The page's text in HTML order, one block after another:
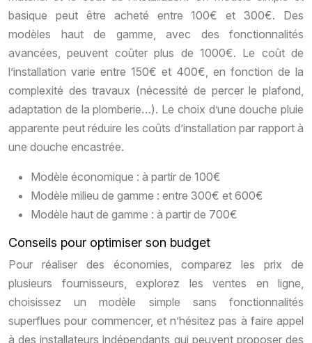
basique peut être acheté entre 100€ et 300€. Des
modèles haut de gamme, avec des fonctionnalités
avancées, peuvent coûter plus de 1000€. Le coût de
l’installation varie entre 150€ et 400€, en fonction de la
complexité des travaux (nécessité de percer le plafond,
adaptation de la plomberie…). Le choix d’une douche pluie
apparente peut réduire les coûts d’installation par rapport à
une douche encastrée.
Modèle économique : à partir de 100€
Modèle milieu de gamme : entre 300€ et 600€
Modèle haut de gamme : à partir de 700€
Conseils pour optimiser son budget
Pour réaliser des économies, comparez les prix de
plusieurs fournisseurs, explorez les ventes en ligne,
choisissez un modèle simple sans fonctionnalités
superflues pour commencer, et n’hésitez pas à faire appel
à des installateurs indépendants qui peuvent proposer des